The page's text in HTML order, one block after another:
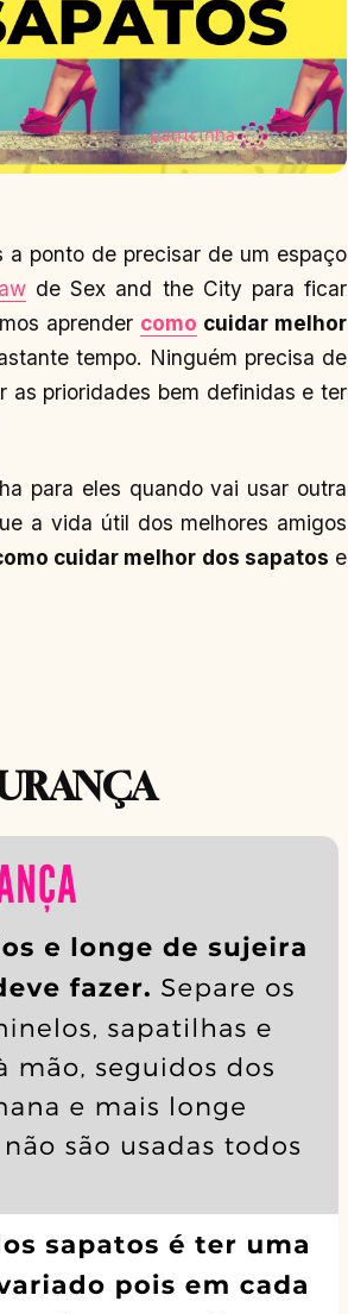
a ponto de precisar de um espaço
de Sex and the City para ficar
aprender como cuidar melhor
tempo. Ninguém precisa de
as prioridades bem definidas e ter
para eles quando vai usar outra
a vida útil dos melhores amigos
cuidar melhor dos sapatos e